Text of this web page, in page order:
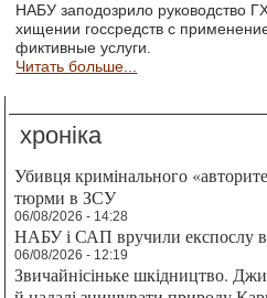
НАБУ заподозрило руководство
хищении госсредств с
фиктивные услуги.
Читать больше...
хроніка
Убивця кримінального
тюрми в ЗСУ
06/08/2026 - 14:28
НАБУ і САП вручили експослу
06/08/2026 - 12:19
Звичайнісіньке шкідництво.